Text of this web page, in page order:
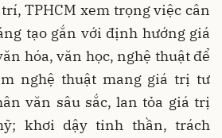
TPHCM xem trọng việc cân
tạo gắn với định hướng giá
hóa, văn học, nghệ thuật để
nghệ thuật mang giá trị tư
văn sâu sắc, lan tỏa giá trị
khơi dậy tinh thần, trách